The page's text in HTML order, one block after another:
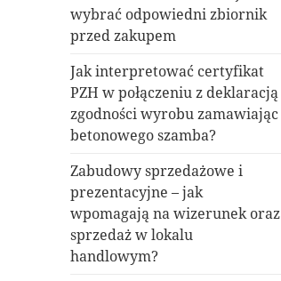
wybrać odpowiedni zbiornik
przed zakupem
Jak interpretować certyfikat
PZH w połączeniu z deklaracją
zgodności wyrobu zamawiając
betonowego szamba?
Zabudowy sprzedażowe i
prezentacyjne – jak
wpomagają na wizerunek oraz
sprzedaż w lokalu
handlowym?